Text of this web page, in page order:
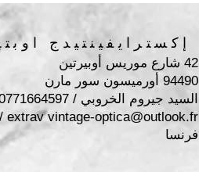
إكسترايفينتيدج
42 شارع موريس أوبيرتين
94490 أورميسون سور مارن
السيد جيروم الخروبي / 0771664597
extravvintage-optica@outlook.fr
/
فرنسا